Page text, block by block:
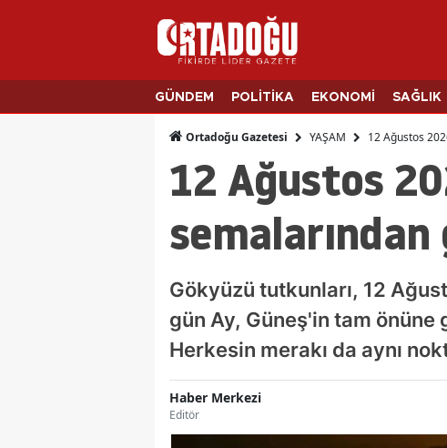
GÜNDEM POLİTİKA EKONOMİ SAĞLIK
Ortadoğu Gazetesi YAŞAM 12 Ağustos
12 Ağustos
Gökyüzü tutkunları, 12
gün Ay, Güneş'in tam
Herkesin merakı da aynı
Haber Merkezi
Editör